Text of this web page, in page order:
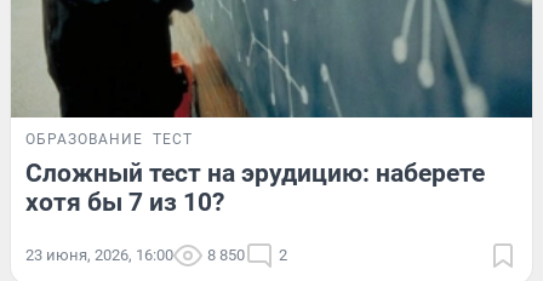
ОБРАЗОВАНИЕ ТЕСТ
Сложный тест на эрудицию: наберете
хотя бы 7 из 10?
23 июня, 2026, 16:00 8 850 2